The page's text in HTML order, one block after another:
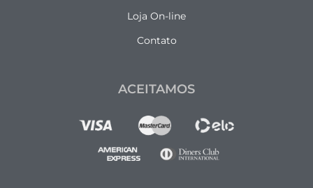
Loja On-line
Contato
ACEITAMOS